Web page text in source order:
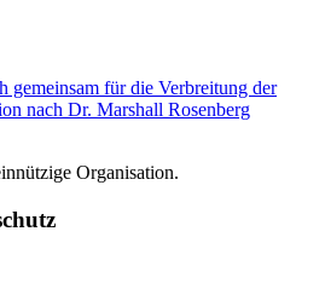
gemeinsam für die Verbreitung der
nach Dr. Marshall Rosenberg
Organisation.